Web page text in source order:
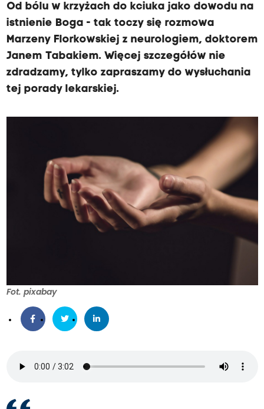
Od bólu w krzyżach do kciuka jako dowodu na
istnienie Boga - tak toczy się rozmowa
Marzeny Florkowskiej z neurologiem, doktorem
Janem Tabakiem. Więcej szczegółów nie
zdradzamy, tylko zapraszamy do wysłuchania
tej porady lekarskiej.
Fot. pixabay